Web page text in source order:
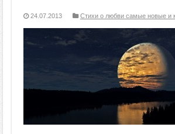
24.07.2013 Стихи о любви самые новые и